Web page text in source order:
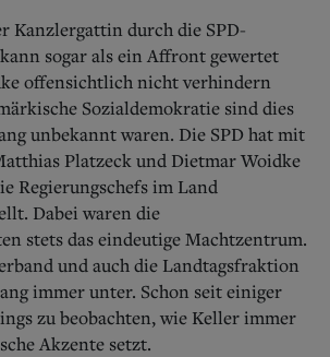
Kanzlergattin durch die SPD-
sogar als ein Affront gewertet
offensichtlich nicht verhindern
Sozialdemokratie sind dies
unbekannt waren. Die SPD hat mit
Platzeck und Dietmar Woidke
Regierungschefs im Land
Dabei waren die
stets das eindeutige Machtzentrum.
und auch die Landtagsfraktion
immer unter. Schon seit einiger
zu beobachten, wie Keller immer
Akzente setzt.